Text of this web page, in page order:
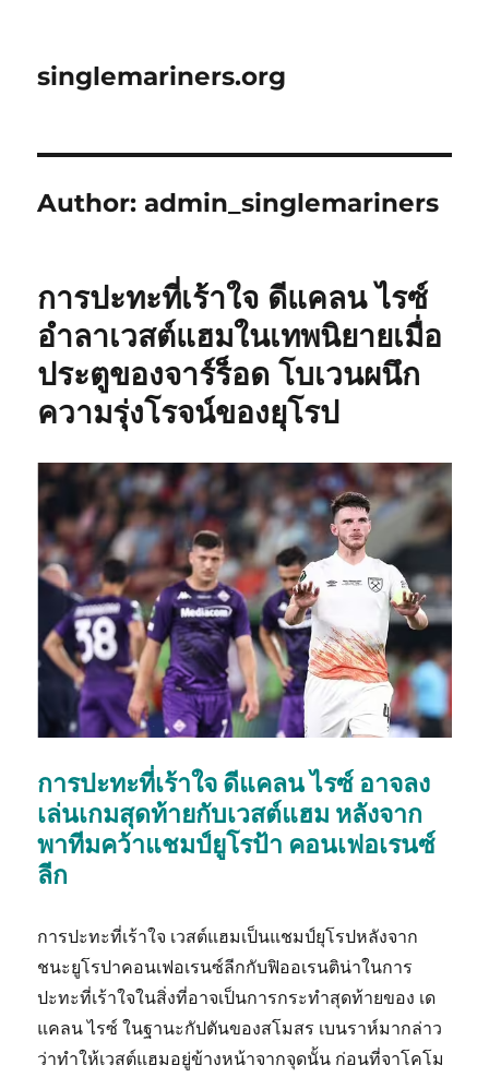
singlemariners.org
Author:admin_singlemariners
การปะทะที่เร้าใจ ดีแคลน ไรซ์
อำลาเวสต์แฮมในเทพนิยายเมื่อ
ประตูของจาร์ร็อด โบเวนผนึก
ความรุ่งโรจน์ของยุโรป
การปะทะที่เร้าใจ ดีแคลน ไรซ์ อาจลง
เล่นเกมสุดท้ายกับเวสต์แฮม หลังจาก
พาทีมคว้าแชมป์ยูโรป้า คอนเฟอเรนซ์
ลีก
การปะทะที่เร้าใจ เวสต์แฮมเป็นแชมป์ยุโรปหลังจาก
ชนะยูโรปาคอนเฟอเรนซ์ลีกกับฟิออเรนติน่าในการ
ปะทะที่เร้าใจในสิ่งที่อาจเป็นการกระทำสุดท้ายของ เด
แคลน ไรซ์ ในฐานะกัปตันของสโมสร เบนราห์มากล่าว
ว่าทำให้เวสต์แฮมอยู่ข้างหน้าจากจุดนั้น ก่อนที่จาโคโม